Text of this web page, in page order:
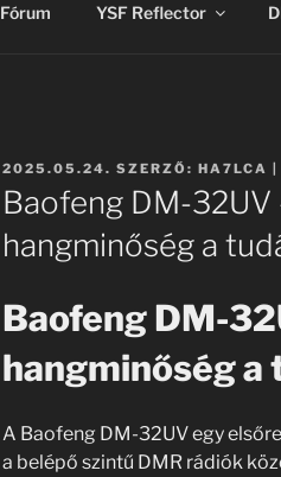
Fórum YSF Reflector
BEKÜLDVE:
2025.05.24. SZERZŐ: HA7LCA
Baofeng DM-
hangminőség a
Baofeng DM-
hangminőség a
A Baofeng DM-32UV egy
a belépő szintű DMR rádiók